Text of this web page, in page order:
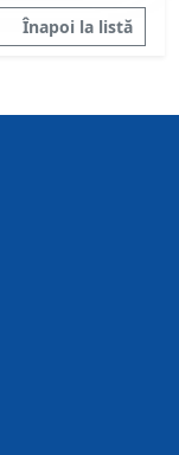
Înapoi la listă